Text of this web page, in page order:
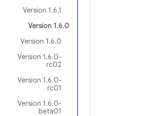
Version 1.6.1
Version 1.6.0
Version 1.6.0
Version 1.6.0-
rc02
Version 1.6.0-
rc01
Version 1.6.0-
beta01